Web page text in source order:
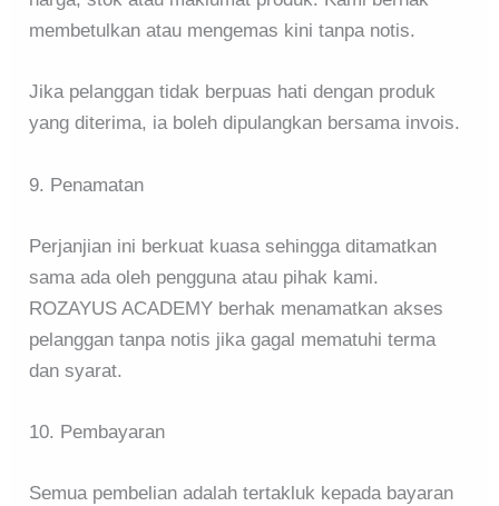
membetulkan atau mengemas kini tanpa notis.
Jika pelanggan tidak berpuas hati dengan produk
yang diterima, ia boleh dipulangkan bersama invois.
9. Penamatan
Perjanjian ini berkuat kuasa sehingga ditamatkan
sama ada oleh pengguna atau pihak kami.
ROZAYUS ACADEMY berhak menamatkan akses
pelanggan tanpa notis jika gagal mematuhi terma
dan syarat.
10. Pembayaran
Semua pembelian adalah tertakluk kepada bayaran